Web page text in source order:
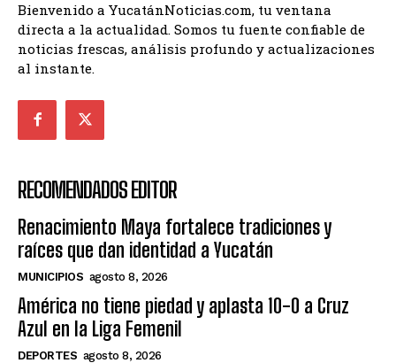
Bienvenido a YucatánNoticias.com, tu ventana
directa a la actualidad. Somos tu fuente confiable de
noticias frescas, análisis profundo y actualizaciones
al instante.
RECOMENDADOS EDITOR
Renacimiento Maya fortalece tradiciones y
raíces que dan identidad a Yucatán
MUNICIPIOS agosto 8, 2026
América no tiene piedad y aplasta 10-0 a Cruz
Azul en la Liga Femenil
DEPORTES agosto 8, 2026